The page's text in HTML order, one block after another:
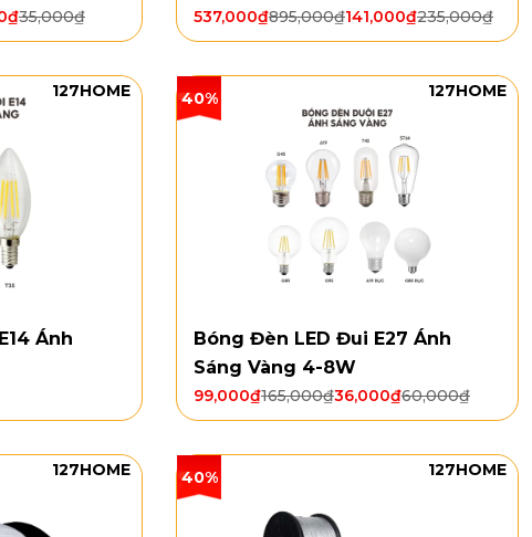
35,000₫
₫ 235,000₫
141,000₫
895,000₫
537,000₫
127HOME
Ánh
40% 127HOME
Bóng Đèn LED Đui E27 Ánh
Sáng Vàng 4-8W
60,000₫
36,000₫
165,000₫
99,000₫
127HOME 40% 127HOME